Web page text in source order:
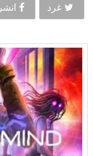
غرد انشر